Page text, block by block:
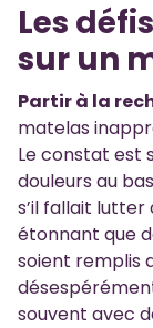
Les
sur un
Partir à la
matelas
Le constat est
douleurs au
s’il fallait lutter
étonnant que
soient remplis
souvent avec